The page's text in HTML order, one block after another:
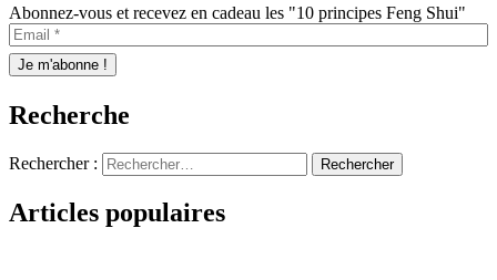
Abonnez-vous et recevez en cadeau les "10 principes Feng Shui"
Recherche
Rechercher :
Articles populaires